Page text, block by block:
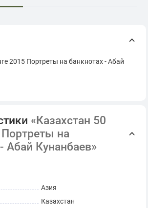
2015 Портреты на банкнотах - Абай
«Казахстан 50
Портреты на
Абай Кунанбаев»
Азия
Казахстан